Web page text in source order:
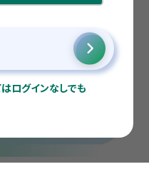
ログインなしでも